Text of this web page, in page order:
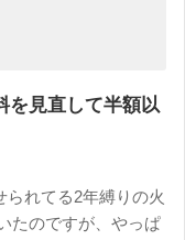
を見直して半額以
られてる2年縛りの火
たのですが、やっぱ